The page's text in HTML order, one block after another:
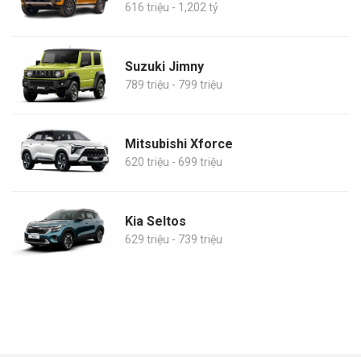
616 triệu - 1,202 tỷ
Suzuki Jimny
789 triệu - 799 triệu
Mitsubishi Xforce
620 triệu - 699 triệu
Kia Seltos
629 triệu - 739 triệu